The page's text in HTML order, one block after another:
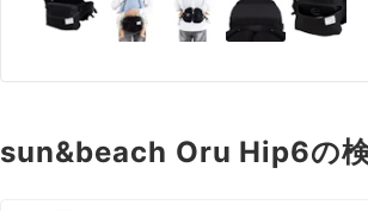
sun&beach Oru Hip6の